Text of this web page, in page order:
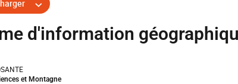
d'information
et Montagne